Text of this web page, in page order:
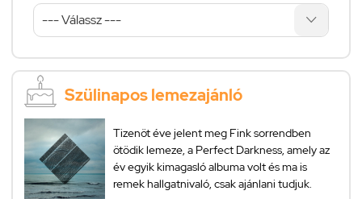
Szülinapos lemezajánló
Tizenöt éve jelent meg Fink sorrendben
ötödik lemeze, a Perfect Darkness, amely az
év egyik kimagasló albuma volt és ma is
remek hallgatnivaló, csak ajánlani tudjuk.